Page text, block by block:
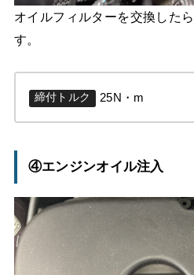
オイルフィルターを交換した
す。
締付トルク 25N・m
④エンジンオイル注入